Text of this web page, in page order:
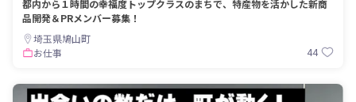
都内から１時間の幸福度トップクラスのまちで、特産物を活かした新商
品開発＆PRメンバー募集！
埼玉県鳩山町
お仕事
44